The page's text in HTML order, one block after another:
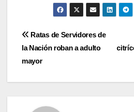
Navegación
de
entradas
Ratas de Servidores de
la Nación roban a adulto
mayor